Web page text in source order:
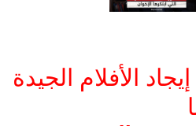
الأفلام الجيدة